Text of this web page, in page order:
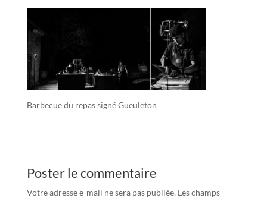
Barbecue du repas signé Gueuleton
Poster le commentaire
Votre adresse e-mail ne sera pas publiée. Les champs